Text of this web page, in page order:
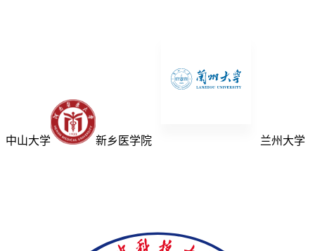
中山大学 新乡医学院 兰州大学